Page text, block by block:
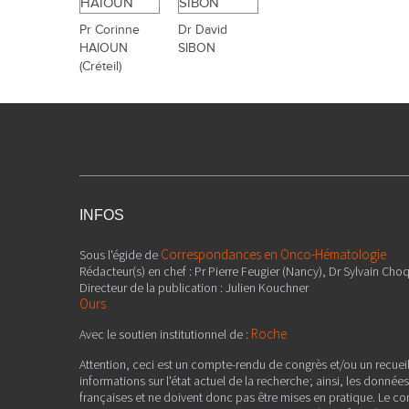
Pr Corinne
HAIOUN
(Créteil)
Dr David
SIBON
INFOS
Sous l'égide de Correspondances en Onco-Hématologie
Rédacteur(s) en chef : Pr Pierre Feugier (Nancy), Dr Sylvain
Directeur de la publication : Julien Kouchner
Ours
Avec le soutien institutionnel de : Roche
Attention, ceci est un compte-rendu de congrès et/ou un
informations sur l'état actuel de la recherche ; ainsi, les
françaises et ne doivent donc pas être mises en pratique. Le